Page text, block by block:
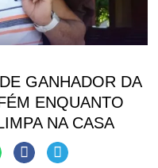
GANHADOR DA
ENQUANTO
NA CASA